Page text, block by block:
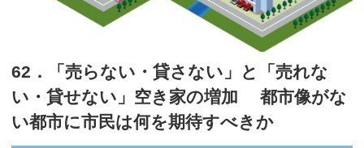
媒体資料
サイトマップ
62．「売らない・貸さない」と「売れな
い・貸せない」空き家の増加 都市像がな
い都市に市民は何を期待すべきか